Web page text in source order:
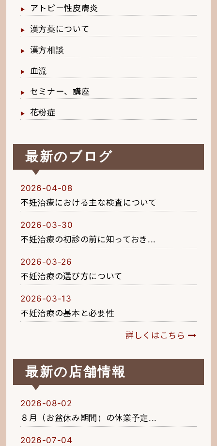
アトピー性皮膚炎
漢方薬について
漢方相談
血流
セミナー、講座
花粉症
最新のブログ
2026-04-08
不妊治療における主な検査について
2026-03-30
不妊治療の初診の前に知っておき...
2026-03-26
不妊治療の選び方について
2026-03-13
不妊治療の基本と必要性
詳しくはこちら
最新の店舗情報
2026-08-02
８月（お盆休み期間）の休業予定...
2026-07-04